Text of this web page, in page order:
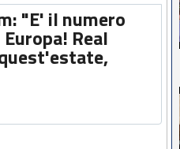
"E' il numero
Real